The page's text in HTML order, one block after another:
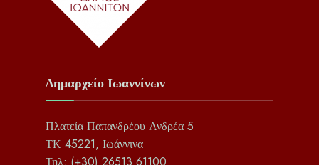
Δημαρχείο Ιωαννίνων
Πλατεία Παπανδρέου Ανδρέα 5
ΤΚ 45221, Ιωάννινα